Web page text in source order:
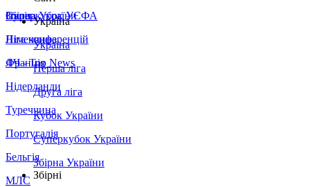
Збірна України
Італія
Німеччина
Франція
Нідерланди
Туреччина
Португалія
Бельгія
МЛС
Суперкубок УЄФА
Ліга конференцій
ЛЧ - Top News
Україна
Україна
Перша ліга
Друга ліга
Кубок України
Суперкубок України
Збірна України
Збірні